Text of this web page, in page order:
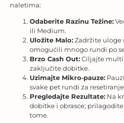
naletima:
Odaberite Razinu Težine:
ili Medium.
Uložite Malo:Zadržite uloge
omogućili mnogo rundi po
Brzo Cash Out:Ciljajte
zaključite dobitke.
Uzimajte Mikro‑pauze:
svake pet rundi za
Pregledajte Rezultate: Na
dobitke i obrasce;
tome.